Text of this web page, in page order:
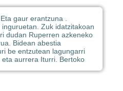
gaur erantzuna .
Zuk idatzitakoan
dudan Ruperren azkeneko
Bidean abestia
be entzutean lagungarri
aurrera Iturri. Bertoko